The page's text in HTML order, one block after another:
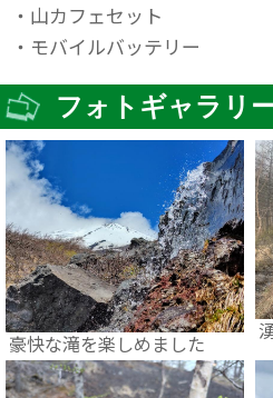
・山カフェセット
・モバイルバッテリー
フォトギャラリ
豪快な滝を楽しめました